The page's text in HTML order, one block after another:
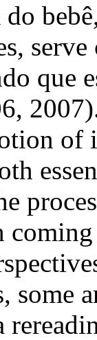
que
some